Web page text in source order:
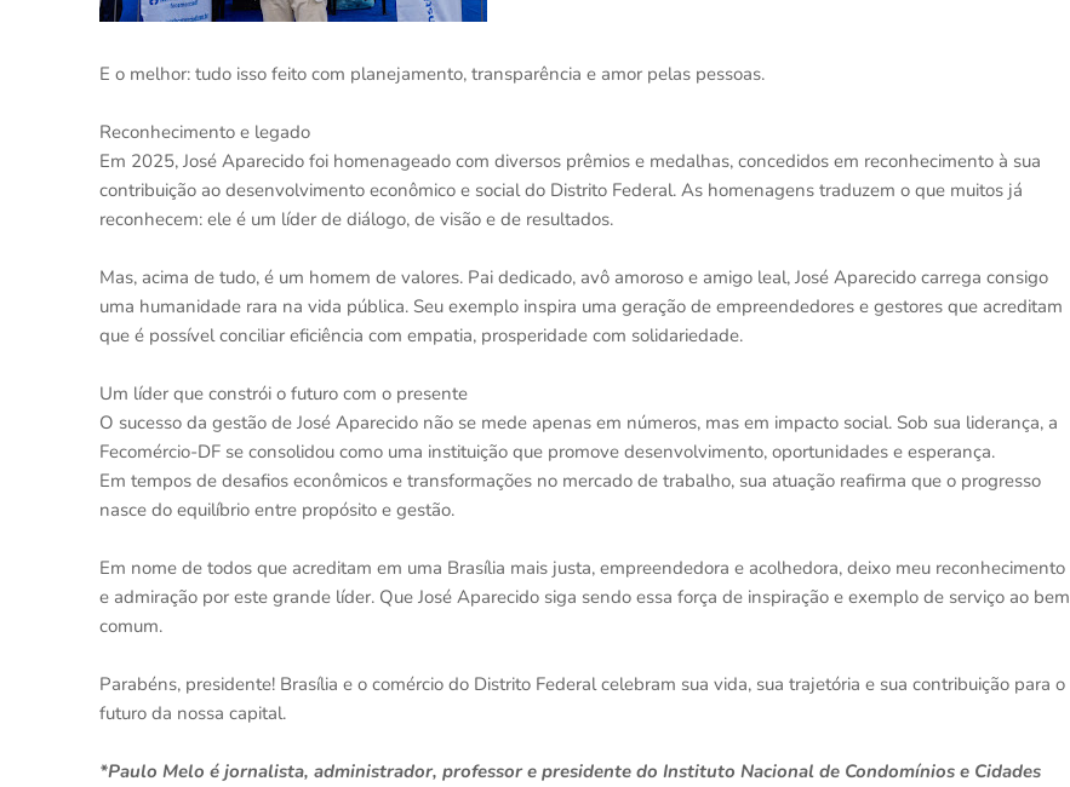
E o melhor: tudo isso feito com planejamento, transparência e amor pelas pessoas.
Reconhecimento e legado
Em 2025, José Aparecido foi homenageado com diversos prêmios e medalhas, concedidos em reconhecimento à sua
contribuição ao desenvolvimento econômico e social do Distrito Federal. As homenagens traduzem o que muitos já
reconhecem: ele é um líder de diálogo, de visão e de resultados.
Mas, acima de tudo, é um homem de valores. Pai dedicado, avô amoroso e amigo leal, José Aparecido carrega consigo
uma humanidade rara na vida pública. Seu exemplo inspira uma geração de empreendedores e gestores que acreditam
que é possível conciliar eficiência com empatia, prosperidade com solidariedade.
Um líder que constrói o futuro com o presente
O sucesso da gestão de José Aparecido não se mede apenas em números, mas em impacto social. Sob sua liderança, a
Fecomércio-DF se consolidou como uma instituição que promove desenvolvimento, oportunidades e esperança.
Em tempos de desafios econômicos e transformações no mercado de trabalho, sua atuação reafirma que o progresso
nasce do equilíbrio entre propósito e gestão.
Em nome de todos que acreditam em uma Brasília mais justa, empreendedora e acolhedora, deixo meu reconhecimento
e admiração por este grande líder. Que José Aparecido siga sendo essa força de inspiração e exemplo de serviço ao bem
comum.
Parabéns, presidente! Brasília e o comércio do Distrito Federal celebram sua vida, sua trajetória e sua contribuição para o
futuro da nossa capital.
*Paulo Melo é jornalista, administrador, professor e presidente do Instituto Nacional de Condomínios e Cidades